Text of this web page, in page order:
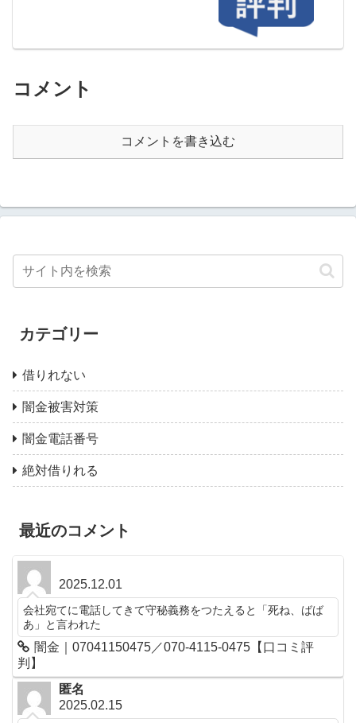
コメント
コメントを書き込む
カテゴリー
借りれない
闇金被害対策
闇金電話番号
絶対借りれる
最近のコメント
2025.12.01
会社宛てに電話してきて守秘義務をつたえると「死ね、ばば
あ」と言われた
闇金｜07041150475／070-4115-0475【口コミ評
判】
匿名
2025.02.15